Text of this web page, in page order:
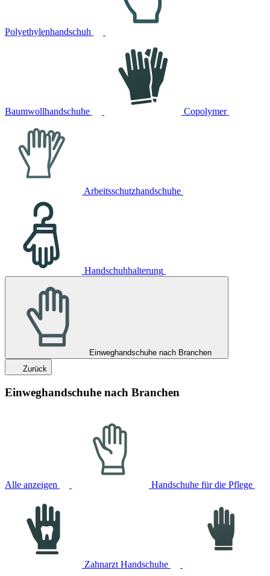
Polyethylenhandschuh
Baumwollhandschuhe Copolymer
Arbeitsschutzhandschuhe
Handschuhhalterung
Einweghandschuhe nach Branchen
Zurück
Einweghandschuhe nach Branchen
Alle anzeigen Handschuhe für die Pflege
Zahnarzt Handschuhe